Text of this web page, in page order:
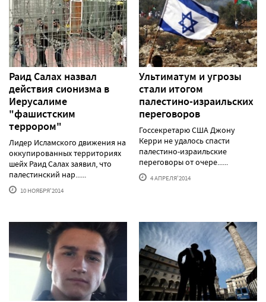
Раид Салах назвал
действия сионизма в
Иерусалиме
"фашистским
террором"
Лидер Исламского движения на
оккупированных территориях
шейх Раид Салах заявил, что
палестинский нар......
10 НОЯБРЯ'2014
Ультиматум и угрозы
стали итогом
палестино-израильских
переговоров
Госсекретарю США Джону
Керри не удалось спасти
палестино-израильские
переговоры от очере......
4 АПРЕЛЯ'2014